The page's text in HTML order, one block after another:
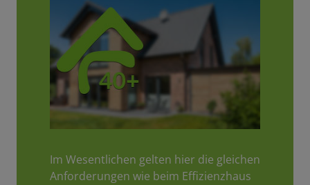
Im Wesentlichen gelten hier die gleichen
Anforderungen wie beim Effizienzhaus